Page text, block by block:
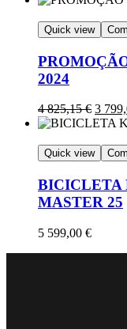
Quick view
2024
4 825,15€ 3
Quick view
BICICLETA
MASTER 25
5 599,00 €